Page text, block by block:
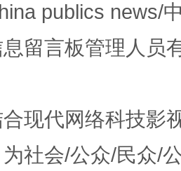
背后
publics news/
留言板管理人员
现代网络科技影
社会/公众/民众/